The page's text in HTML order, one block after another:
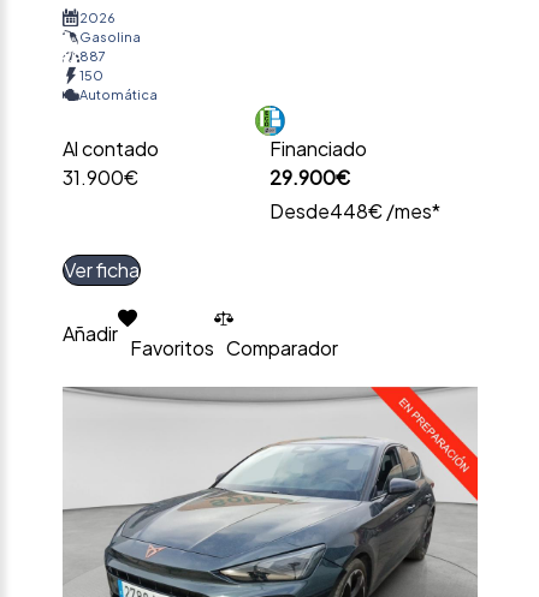
2026
Gasolina
887
150
Automática
Al contado
31.900€
Financiado
29.900€
Desde448€ /mes*
Ver ficha
Añadir
Favoritos Comparador